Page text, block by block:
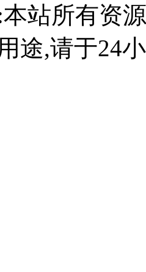
站所有资
途,请于24